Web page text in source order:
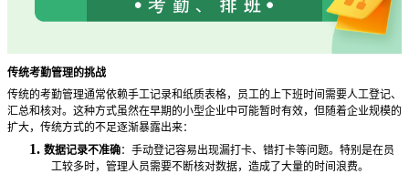
传统考勤管理的挑战
传统的考勤管理通常依赖手工记录和纸质表格，员工的上下班时间需要人工登记、
汇总和核对。这种方式虽然在早期的小型企业中可能暂时有效，但随着企业规模的
扩大，传统方式的不足逐渐暴露出来：
1. 数据记录不准确：手动登记容易出现漏打卡、错打卡等问题。特别是在员
工较多时，管理人员需要不断核对数据，造成了大量的时间浪费。